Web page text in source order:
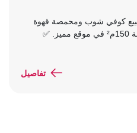
كوفي شوب ومحمصة قهوة
قائمين ومجهزين بالكامل بمساحة 150م² في موقع مميز. ✅
تفاصيل